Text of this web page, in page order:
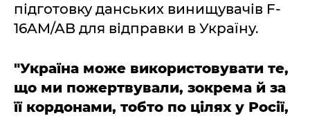
підготовку данських винищувачів F-
16AM/AB для відправки в Україну.
"Україна може використовувати те,
що ми пожертвували, зокрема й за
її кордонами, тобто по цілях у Росії,